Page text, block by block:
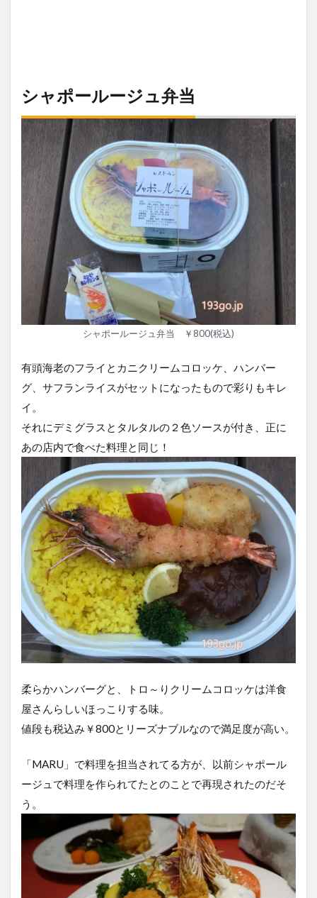
シャポールージュ弁当
シャポールージュ弁当 ￥800(税込)
有頭海老のフライとカニクリームコロッケ、ハンバー
グ、サフランライスがセットになったもので彩りもキレ
イ。
それにデミグラスとタルタルの２色ソースが付き、正に
あの店内で食べた料理と同じ！
柔らかハンバーグと、トロ～りクリームコロッケは洋食
屋さんらしいほっこりする味。
値段も税込み￥800とリーズナブルなので満足度が高い。
「MARU」で料理を担当されてる方が、以前シャポール
ージュで料理を作られてたとのことで再現されたのだそ
う。